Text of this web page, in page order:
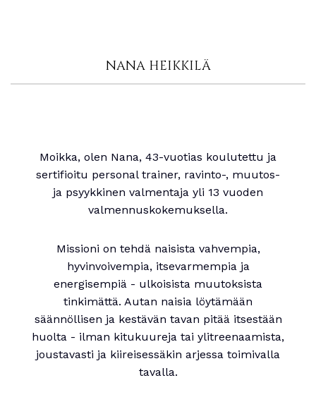
NANA HEIKKILÄ
Moikka, olen Nana, 43-vuotias koulutettu ja
sertifioitu personal trainer, ravinto-, muutos-
ja psyykkinen valmentaja yli 13 vuoden
valmennuskokemuksella.
Missioni on tehdä naisista vahvempia,
hyvinvoivempia, itsevarmempia ja
energisempiä - ulkoisista muutoksista
tinkimättä. Autan naisia löytämään
säännöllisen ja kestävän tavan pitää itsestään
huolta - ilman kitukuureja tai ylitreenaamista,
joustavasti ja kiireisessäkin arjessa toimivalla
tavalla.